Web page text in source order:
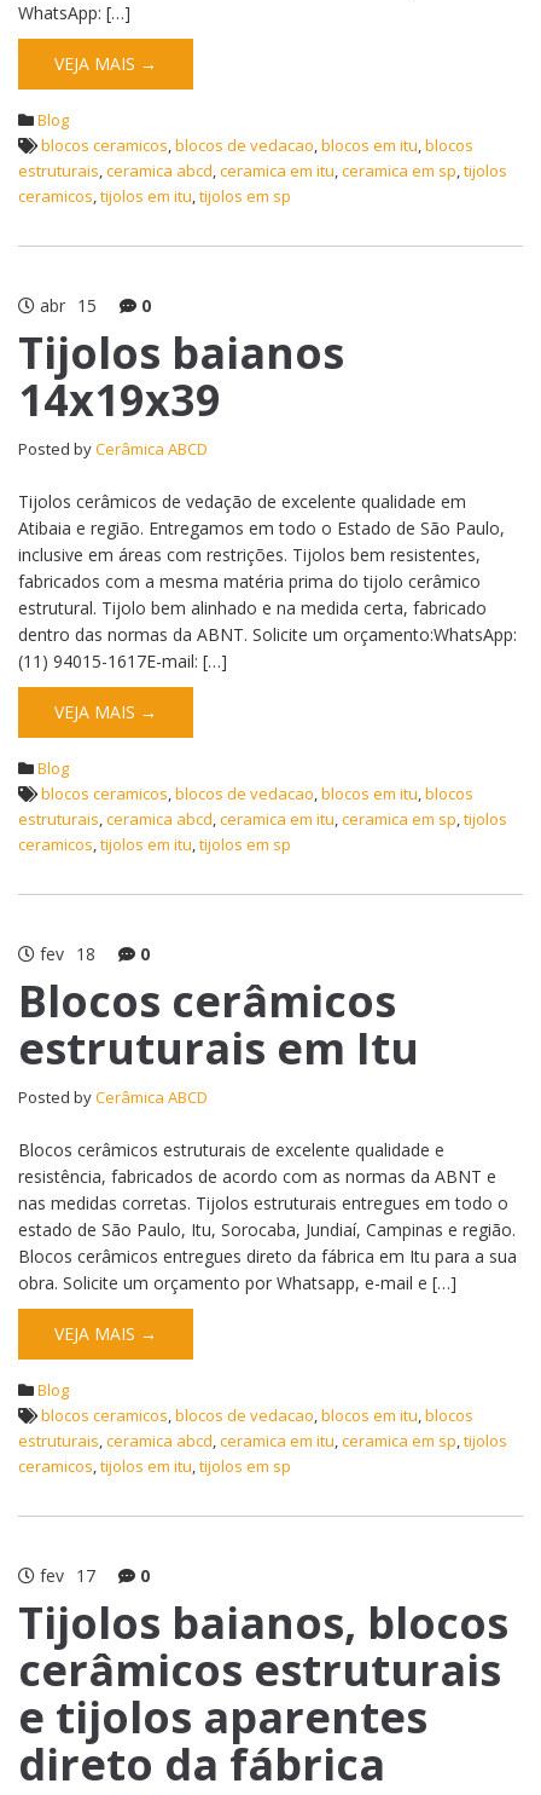
WhatsApp: […]
VEJA MAIS →
Blog
blocos ceramicos,blocos de vedacao,blocos em itu,blocos
estruturais,ceramica abcd,ceramica em itu,ceramica em sp,tijolos
ceramicos,tijolos em itu,tijolos em sp
abr 15 0
Tijolos baianos
14x19x39
Posted byCerâmica ABCD
Tijolos cerâmicos de vedação de excelente qualidade em
Atibaia e região. Entregamos em todo o Estado de São Paulo,
inclusive em áreas com restrições. Tijolos bem resistentes,
fabricados com a mesma matéria prima do tijolo cerâmico
estrutural. Tijolo bem alinhado e na medida certa, fabricado
dentro das normas da ABNT. Solicite um orçamento:WhatsApp:
(11) 94015-1617E-mail: […]
VEJA MAIS →
Blog
blocos ceramicos,blocos de vedacao,blocos em itu,blocos
estruturais,ceramica abcd,ceramica em itu,ceramica em sp,tijolos
ceramicos,tijolos em itu,tijolos em sp
fev 18 0
Blocos cerâmicos
estruturais em Itu
Posted byCerâmica ABCD
Blocos cerâmicos estruturais de excelente qualidade e
resistência, fabricados de acordo com as normas da ABNT e
nas medidas corretas. Tijolos estruturais entregues em todo o
estado de São Paulo, Itu, Sorocaba, Jundiaí, Campinas e região.
Blocos cerâmicos entregues direto da fábrica em Itu para a sua
obra. Solicite um orçamento por Whatsapp, e-mail e […]
VEJA MAIS →
Blog
blocos ceramicos,blocos de vedacao,blocos em itu,blocos
estruturais,ceramica abcd,ceramica em itu,ceramica em sp,tijolos
ceramicos,tijolos em itu,tijolos em sp
fev 17 0
Tijolos baianos, blocos
cerâmicos estruturais
e tijolos aparentes
direto da fábrica